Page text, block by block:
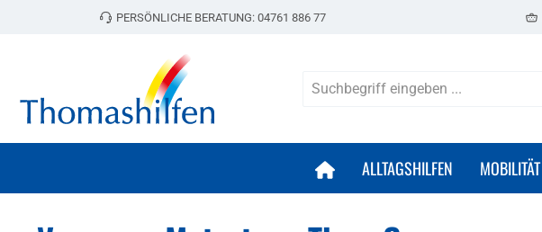
Hauptinhalt springen
Zur Suche springen
Zur Hauptnavigation springen
PERSÖNLICHE BERATUNG: 04761 886 77
ALLTAGSHILFEN MOBILITÄT